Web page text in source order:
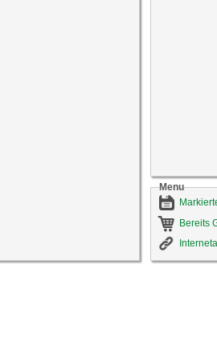
Menu
Bereits